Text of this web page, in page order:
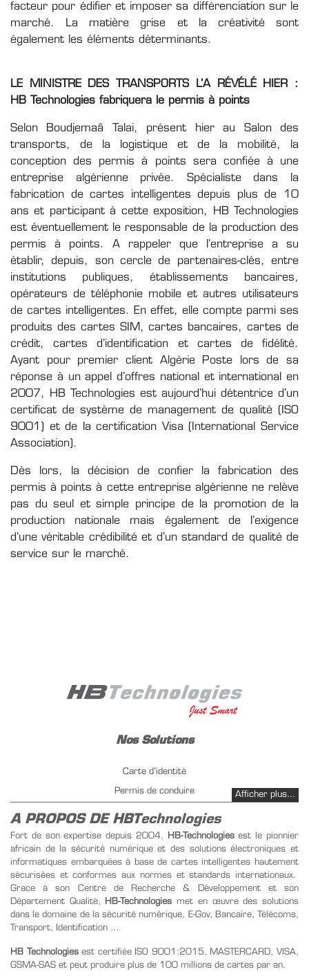
facteur pour édifier et imposer sa différenciation sur le
marché. La matière grise et la créativité sont
également les éléments déterminants.
LE MINISTRE DES TRANSPORTS L’A RÉVÉLÉ HIER :
HB Technologies fabriquera le permis à points
Selon Boudjemaâ Talai, présent hier au Salon des
transports, de la logistique et de la mobilité, la
conception des permis à points sera confiée à une
entreprise algérienne privée. Spécialiste dans la
fabrication de cartes intelligentes depuis plus de 10
ans et participant à cette exposition, HB Technologies
est éventuellement le responsable de la production des
permis à points. A rappeler que l’entreprise a su
établir, depuis, son cercle de partenaires-clés, entre
institutions publiques, établissements bancaires,
opérateurs de téléphonie mobile et autres utilisateurs
de cartes intelligentes. En effet, elle compte parmi ses
produits des cartes SIM, cartes bancaires, cartes de
crédit, cartes d’identification et cartes de fidélité.
Ayant pour premier client Algérie Poste lors de sa
réponse à un appel d’offres national et international en
2007, HB Technologies est aujourd’hui détentrice d’un
certificat de système de management de qualité (ISO
9001) et de la certification Visa (International Service
Association).
Dès lors, la décision de confier la fabrication des
permis à points à cette entreprise algérienne ne relève
pas du seul et simple principe de la promotion de la
production nationale mais également de l’exigence
d’une véritable crédibilité et d’un standard de qualité de
service sur le marché.
Nos Solutions
Carte d’identité
Permis de conduire
Gestion carburant PetrolPay
Emission Instantanée
Gestion de titre de transport
Nos Produits
Carte SIM
Carte de recharge
Afficher plus...
A PROPOS DE HBTechnologies
Fort de son expertise depuis 2004, HB-Technologiesest le pionnier
africain de la sécurité numérique et des solutions électroniques et
informatiques embarquées à base de cartes intelligentes hautement
sécurisées et conformes aux normes et standards internationaux.
Grace à son Centre de Recherche & Développement et son
Département Qualité,
HB-Technologies met en œuvre des solutions
dans le domaine de la sécurité numérique, E-Gov, Bancaire, Télécoms,
Transport, Identification …
HB Technologiesest certifiée ISO 9001:2015, MASTERCARD, VISA,
GSMA-SAS et peut produire plus de 100 millions de cartes par an.